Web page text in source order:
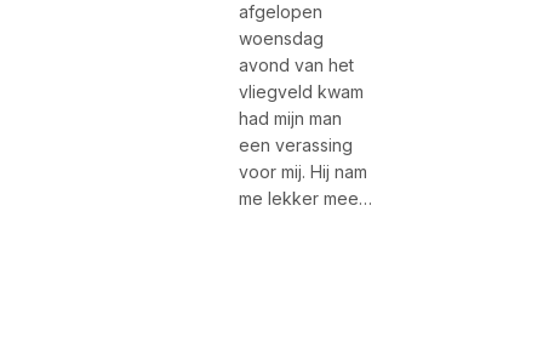
afgelopen
woensdag
avond van het
vliegveld kwam
had mijn man
een verassing
voor mij. Hij nam
me lekker mee…